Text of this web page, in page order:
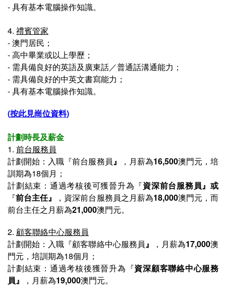
-具有基本電腦操作知識。
4. 禮賓管家
-澳門居民 ；
-高中畢業或以上學歷 ；
- 需具備良好的英語及廣東話／普通話溝通能力；
- 需具備良好的中英文書寫能力；
-具有基本電腦操作知識。
(按此見崗位資料)
計劃時長及薪金
1. 前台服務員
計劃開始 ： 入職 『前台服務員 』 ， 月薪為16,500澳門元 ，培
訓期為18個月；
計劃結束 ：通過考核後可獲晉升為『資深前台服務員 』或
『前台主任』 ， 資深前台服務員之 月薪為18,000澳門元，而
前台主任之 月薪為21,000澳門元。
2. 顧客聯絡中心服務員
計劃開始 ： 入職 『顧客聯絡中心服務員 』 ， 月薪為17,000澳
門元，培訓期為18個月；
計劃結束 ：通過考核後獲晉升為『資深顧客聯絡中心服務
員 』 ，月薪為19,000澳門元。